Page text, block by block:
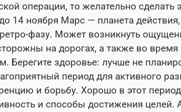
операции, то желательно сделать
14 ноября Марс — планета
фазу. Может возникнуть
на дорогах, а также во время
Берегите здоровье: лучше не
период для активного
и борьбу. Хорошо в этот
и способы достижения целей.